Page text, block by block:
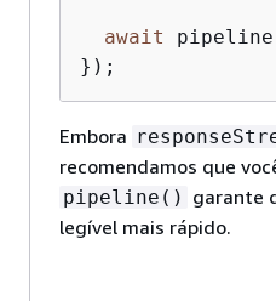
await
});
Embora
recomendamos que
pipeline() garante
legível mais rápido.